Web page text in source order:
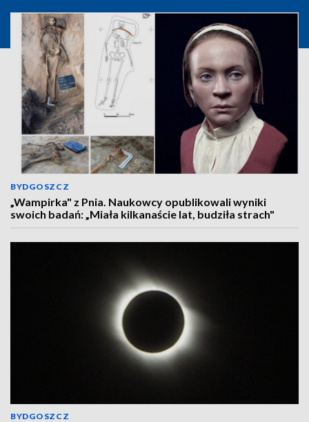
BYDGOSZCZ
„Wampirka" z Pnia. Naukowcy opublikowali wyniki
swoich badań: „Miała kilkanaście lat, budziła strach"
BYDGOSZCZ